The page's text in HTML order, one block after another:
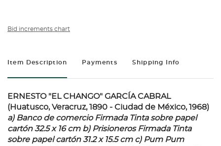
Bid increments chart
Item Description Payments Shipping Info
ERNESTO "EL CHANGO" GARCÍA CABRAL
(Huatusco, Veracruz, 1890 - Ciudad de México, 1968)
a) Banco de comercioFirmada Tinta sobre papel
cartón 32.5 x 16 cm b) PrisionerosFirmada Tinta
sobre papel cartón 31.2 x 15.5 cm c) Pum Pum